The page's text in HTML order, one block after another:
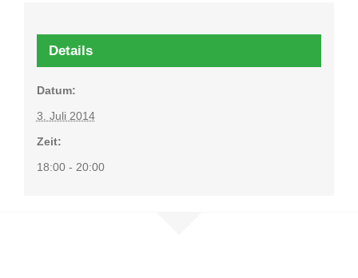
Details
Datum:
3. Juli 2014
Zeit:
18:00 - 20:00